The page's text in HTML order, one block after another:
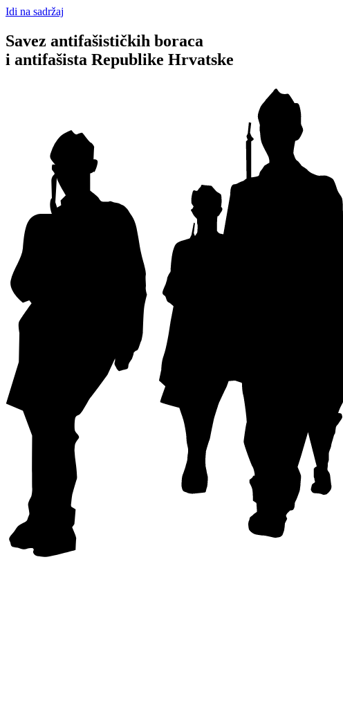
Idi na sadržaj
Savez antifašističkih boraca
i antifašista Republike Hrvatske